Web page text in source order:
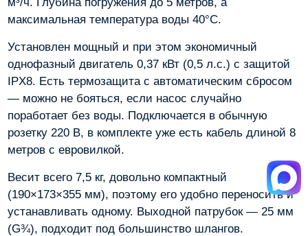
максимальная температура воды 40°C.
Установлен мощный и при этом экономичный
однофазный двигатель 0,37 кВт (0,5 л.с.) с защитой
IPX8. Есть термозащита с автоматическим сбросом
— можно не бояться, если насос случайно
поработает без воды. Подключается в обычную
розетку 220 В, в комплекте уже есть кабель длиной 8
метров с евровилкой.
Весит всего 7,5 кг, довольно компактный
(190×173×355 мм), поэтому его удобно переносить и
устанавливать одному. Выходной патрубок — 25 мм
(G¾), подходит под большинство шлангов.